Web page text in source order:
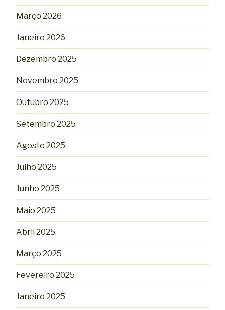
Março 2026
Janeiro 2026
Dezembro 2025
Novembro 2025
Outubro 2025
Setembro 2025
Agosto 2025
Julho 2025
Junho 2025
Maio 2025
Abril 2025
Março 2025
Fevereiro 2025
Janeiro 2025